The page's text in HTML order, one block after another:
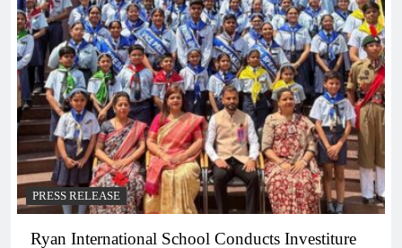
PRESS RELEASE
Ryan International School Conducts Investiture